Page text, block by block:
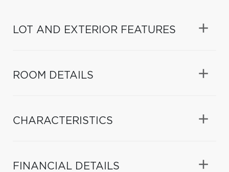
LOT AND EXTERIOR FEATURES
ROOM DETAILS
CHARACTERISTICS
FINANCIAL DETAILS